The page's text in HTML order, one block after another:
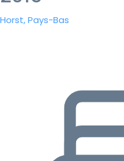
Horst, Pays-Bas